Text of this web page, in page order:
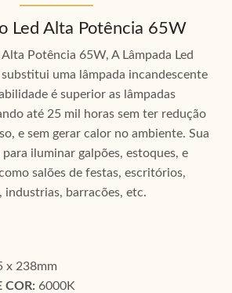
Led Alta Potência 65W
Potência 65W, A Lâmpada Led
uma lâmpada incandescente
é superior as lâmpadas
até 25 mil horas sem ter redução
e sem gerar calor no ambiente. Sua
iluminar galpões, estoques, e
salões de festas, escritórios,
industrias, barracões, etc.
x 238mm
COR: 6000K